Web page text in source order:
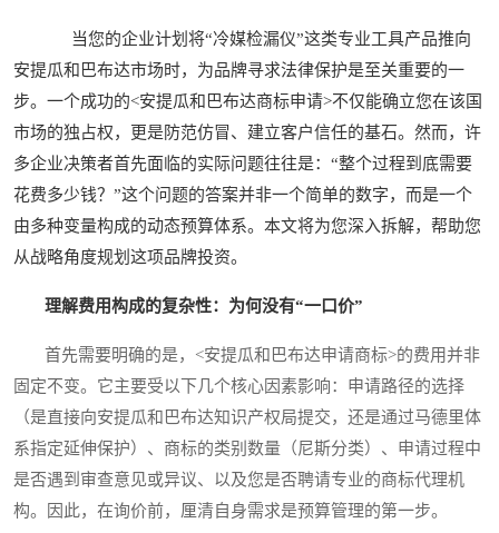
当您的企业计划将“冷媒检漏仪”这类专业工具产品推向
安提瓜和巴布达市场时，为品牌寻求法律保护是至关重要的一
步。一个成功的<安提瓜和巴布达商标申请>不仅能确立您在该国
市场的独占权，更是防范仿冒、建立客户信任的基石。然而，许
多企业决策者首先面临的实际问题往往是：“整个过程到底需要
花费多少钱？”这个问题的答案并非一个简单的数字，而是一个
由多种变量构成的动态预算体系。本文将为您深入拆解，帮助您
从战略角度规划这项品牌投资。
理解费用构成的复杂性：为何没有“一口价”
首先需要明确的是，<安提瓜和巴布达申请商标>的费用并非
固定不变。它主要受以下几个核心因素影响：申请路径的选择
（是直接向安提瓜和巴布达知识产权局提交，还是通过马德里体
系指定延伸保护）、商标的类别数量（尼斯分类）、申请过程中
是否遇到审查意见或异议、以及您是否聘请专业的商标代理机
构。因此，在询价前，厘清自身需求是预算管理的第一步。